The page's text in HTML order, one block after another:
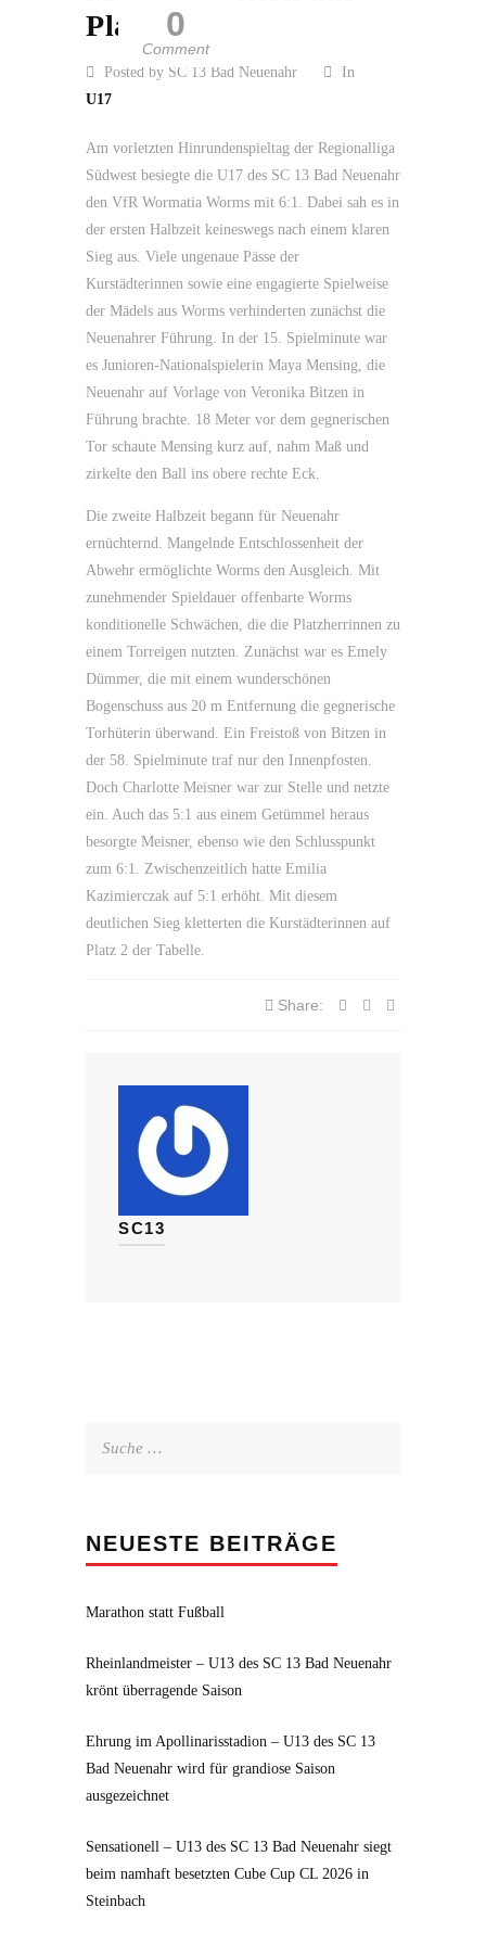
0
Comment
Platz 2
Posted by SC 13 Bad Neuenahr
In
U17
Am vorletzten Hinrundenspieltag der Regionalliga
Südwest besiegte die U17 des SC 13 Bad Neuenahr
den VfR Wormatia Worms mit 6:1. Dabei sah es in
der ersten Halbzeit keineswegs nach einem klaren
Sieg aus. Viele ungenaue Pässe der
Kurstädterinnen sowie eine engagierte Spielweise
der Mädels aus Worms verhinderten zunächst die
Neuenahrer Führung. In der 15. Spielminute war
es Junioren-Nationalspielerin Maya Mensing, die
Neuenahr auf Vorlage von Veronika Bitzen in
Führung brachte. 18 Meter vor dem gegnerischen
Tor schaute Mensing kurz auf, nahm Maß und
zirkelte den Ball ins obere rechte Eck.
Die zweite Halbzeit begann für Neuenahr
ernüchternd. Mangelnde Entschlossenheit der
Abwehr ermöglichte Worms den Ausgleich. Mit
zunehmender Spieldauer offenbarte Worms
konditionelle Schwächen, die die Platzherrinnen zu
einem Torreigen nutzten. Zunächst war es Emely
Dümmer, die mit einem wunderschönen
Bogenschuss aus 20 m Entfernung die gegnerische
Torhüterin überwand. Ein Freistoß von Bitzen in
der 58. Spielminute traf nur den Innenpfosten.
Doch Charlotte Meisner war zur Stelle und netzte
ein. Auch das 5:1 aus einem Getümmel heraus
besorgte Meisner, ebenso wie den Schlusspunkt
zum 6:1. Zwischenzeitlich hatte Emilia
Kazimierczak auf 5:1 erhöht. Mit diesem
deutlichen Sieg kletterten die Kurstädterinnen auf
Platz 2 der Tabelle.
Share:
SC13
NEUESTE BEITRÄGE
Marathon statt Fußball
Rheinlandmeister – U13 des SC 13 Bad Neuenahr
krönt überragende Saison
Ehrung im Apollinarisstadion – U13 des SC 13
Bad Neuenahr wird für grandiose Saison
ausgezeichnet
Sensationell – U13 des SC 13 Bad Neuenahr siegt
beim namhaft besetzten Cube Cup CL 2026 in
Steinbach